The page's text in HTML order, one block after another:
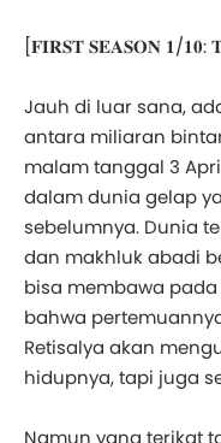
[𝐅𝐈𝐑𝐒𝐓 𝐒𝐄𝐀𝐒𝐎𝐍 𝟏/
Jauh di luar sana,
antara miliaran
malam tanggal 3
dalam dunia gelap
sebelumnya. Dunia
dan makhluk abadi
bisa membawa
bahwa
Retisalya akan
hidupnya, tapi juga
Namun yang terikat